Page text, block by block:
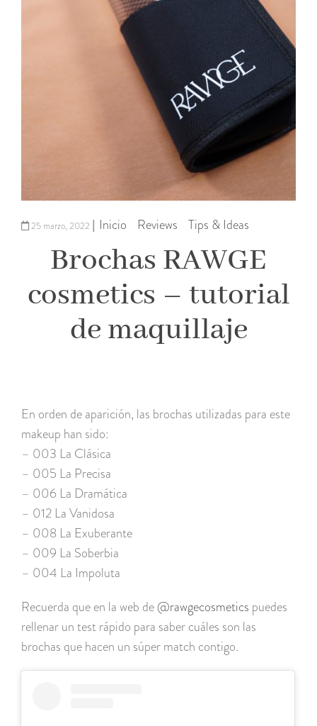
25 marzo, 2022 | Inicio Reviews Tips & Ideas
Brochas RAWGE
cosmetics – tutorial
de maquillaje
En orden de aparición, las brochas utilizadas para este
makeup han sido:
– 003 La Clásica
– 005 La Precisa
– 006 La Dramática
– 012 La Vanidosa
– 008 La Exuberante
– 009 La Soberbia
– 004 La Impoluta
Recuerda que en la web de@rawgecosmetics puedes
rellenar un test rápido para saber cuáles son las
brochas que hacen un súper match contigo.